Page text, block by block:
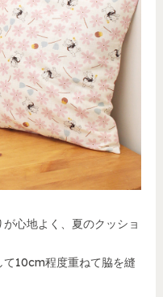
心地よく、夏のクッショ
て10cm程度重ねて脇を縫